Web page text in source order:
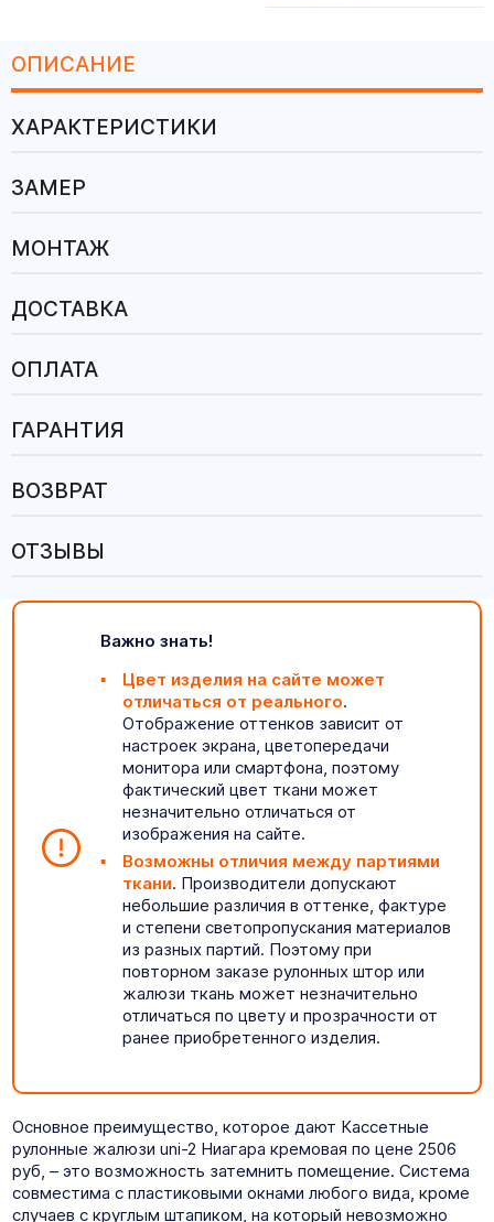
ОПИСАНИЕ
ХАРАКТЕРИСТИКИ
ЗАМЕР
МОНТАЖ
ДОСТАВКА
ОПЛАТА
ГАРАНТИЯ
ВОЗВРАТ
ОТЗЫВЫ
Важно знать!
Цвет изделия на сайте может
отличаться от реального.
Отображение оттенков зависит от
настроек экрана, цветопередачи
монитора или смартфона, поэтому
фактический цвет ткани может
незначительно отличаться от
изображения на сайте.
Возможны отличия между партиями
ткани. Производители допускают
небольшие различия в оттенке, фактуре
и степени светопропускания материалов
из разных партий. Поэтому при
повторном заказе рулонных штор или
жалюзи ткань может незначительно
отличаться по цвету и прозрачности от
ранее приобретенного изделия.
Основное преимущество, которое дают Кассетные
рулонные жалюзи uni-2 Ниагара кремовая по цене 2506
руб, – это возможность затемнить помещение. Система
совместима с пластиковыми окнами любого вида, кроме
случаев с круглым штапиком, на который невозможно